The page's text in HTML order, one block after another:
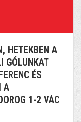
HETEKBEN A
GÓLUNKAT
ÉS
A
1-2 VÁC